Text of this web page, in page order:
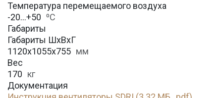
Температура перемещаемого воздуха
-20…+50 ⁰С
Габариты
Габариты ШхВхГ
1120x1055x755 мм
Вес
170 кг
Документация